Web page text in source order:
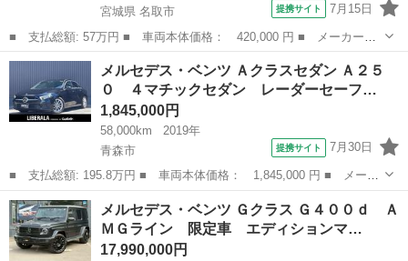
宮城県 名取市
提携サイト 7月15日
■ 支払総額: 57万円 ■ 車両本体価格： 420,000 円 ■ メーカー
名： メルセデス・ベンツ ■ 車種名： Ｂクラス ■ グレード
名： Ｂ１８０ ブルーエフィシェンシー 関東仕入れ ターボ Ｂ
ｌｕｅｔｏｏｔｈオー...
宮城 名取市 Ｂクラス
メルセデス・ベンツ Ａクラスセダン Ａ２５
０ ４マチックセダン レーダーセーフ…
1,845,000円
58,000km
2019年
青森市
提携サイト 7月30日
■ 支払総額: 195.8万円 ■ 車両本体価格： 1,845,000 円 ■ メーカ
ー名： メルセデス・ベンツ ■ 車種名： Ａクラスセダン ■ グレ
ード名： Ａ２５０ ４マチックセダン レーダーセーフティパッケ
ージ ナ...
青森 青森市 ベンツ（メルセデス）
メルセデス・ベンツ Ｇクラス Ｇ４００ｄ Ａ
ＭＧライン 限定車 エディションマ…
17,990,000円